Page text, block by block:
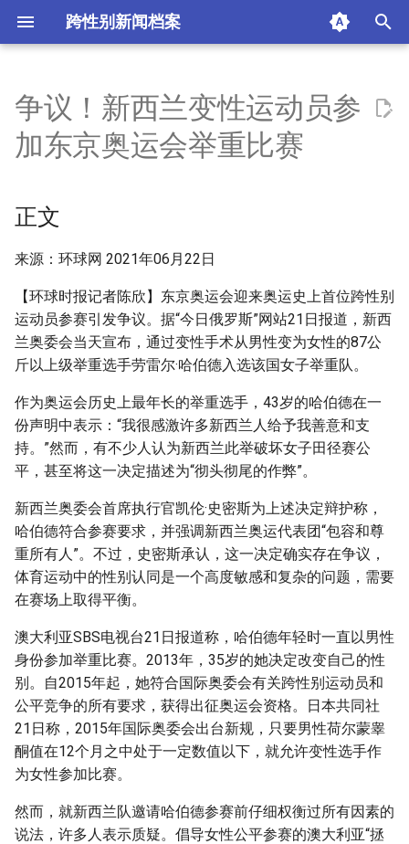
跨性别新闻档案
t
a
l
z
g
s
r
c
正文
附加信息 [Processed Page
争议！新西兰变性运动员参
加东京奥运会举重比赛
正文
来源：环球网 2021年06月22日
【环球时报记者陈欣】东京奥运会迎来奥运史上首位跨性别
运动员参赛引发争议。据“今日俄罗斯”网站21日报道，新西
兰奥委会当天宣布，通过变性手术从男性变为女性的87公
斤以上级举重选手劳雷尔·哈伯德入选该国女子举重队。
作为奥运会历史上最年长的举重选手，43岁的哈伯德在一
份声明中表示：“我很感激许多新西兰人给予我善意和支
持。”然而，有不少人认为新西兰此举破坏女子田径赛公
平，甚至将这一决定描述为“彻头彻尾的作弊”。
新西兰奥委会首席执行官凯伦·史密斯为上述决定辩护称，
哈伯德符合参赛要求，并强调新西兰奥运代表团“包容和尊
重所有人”。不过，史密斯承认，这一决定确实存在争议，
体育运动中的性别认同是一个高度敏感和复杂的问题，需要
在赛场上取得平衡。
澳大利亚SBS电视台21日报道称，哈伯德年轻时一直以男性
身份参加举重比赛。2013年，35岁的她决定改变自己的性
别。自2015年起，她符合国际奥委会有关跨性别运动员和
公平竞争的所有要求，获得出征奥运会资格。日本共同社
21日称，2015年国际奥委会出台新规，只要男性荷尔蒙睾
酮值在12个月之中处于一定数值以下，就允许变性选手作
为女性参加比赛。
然而，就新西兰队邀请哈伯德参赛前仔细权衡过所有因素的
说法，许多人表示质疑。倡导女性公平参赛的澳大利亚“拯